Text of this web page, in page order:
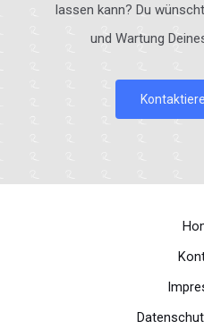
lassen kann? Du
und Wartung